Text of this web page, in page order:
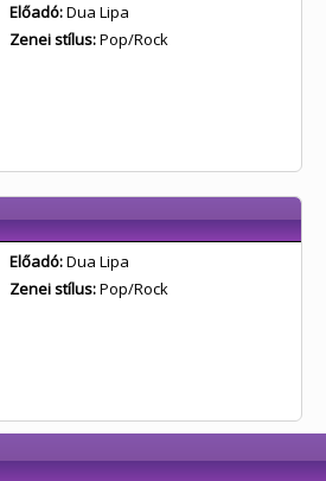
Előadó:Dua Lipa
Zenei stílus:Pop/Rock
Előadó:Dua Lipa
Zenei stílus:Pop/Rock